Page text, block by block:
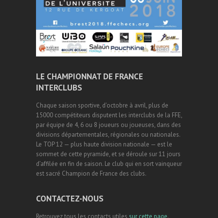
LE CHAMPIONNAT DE FRANCE
INTERCLUBS
Chaque saison sportive, d’octobre à avril, plus de
15000 compétiteurs disputent les interclubs de la FFE,
par équipe de 4, 6 ou 8 joueurs ou joueuses, dans des
divisions départementales, régionales ou nationales.
Le TOP 12 — plus haute division nationale — est le
sommet de cette pyramide, et se déroule sur 11 jours
d’affilée en fin de saison. Le club qui en sort vainqueur
est sacré Champion de France des clubs.
CONTACTEZ-NOUS